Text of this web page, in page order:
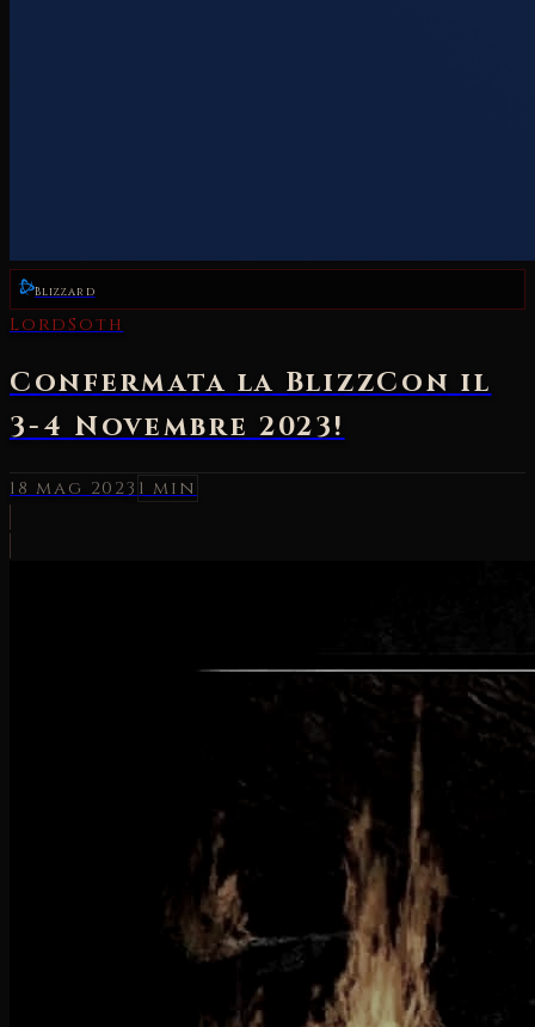
Blizzard
LordSoth
Confermata la BlizzCon il
3-4 Novembre 2023!
18 mag 2023 1 min